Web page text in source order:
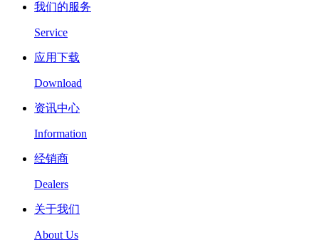
我们的服务
Service
应用下载
Download
资讯中心
Information
经销商
Dealers
关于我们
About Us